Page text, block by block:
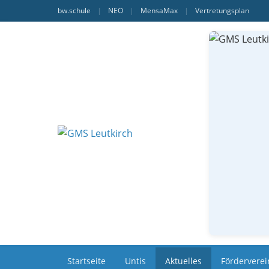
bw.schule | NEO | MensaMax | Vertretungsplan
Startseite Untis Aktuelles